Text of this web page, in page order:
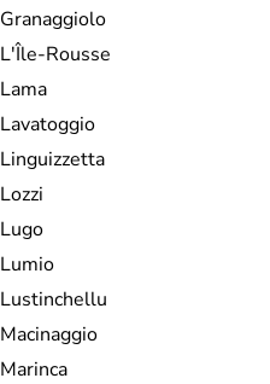
Granaggiolo
L'Île-Rousse
Lama
Lavatoggio
Linguizzetta
Lozzi
Lugo
Lumio
Lustinchellu
Macinaggio
Marinca